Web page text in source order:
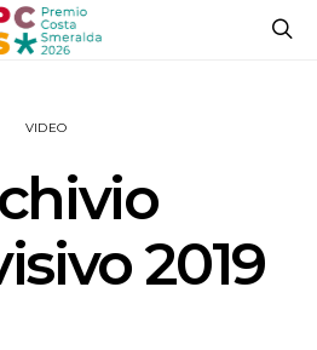
VIDEO
2019